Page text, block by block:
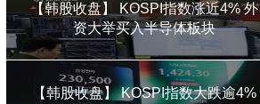
【韩股收盘】 KOSPI指数涨近4% 外
资大举买入半导体板块
【韩股收盘】 KOSPI指数大跌逾4%